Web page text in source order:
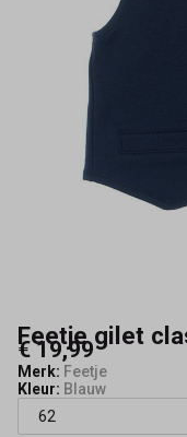
Feetje gilet
€ 19,99
Merk: Feetje
Kleur: Blauw